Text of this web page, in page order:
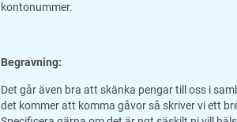
kontonummer.
Begravning:
Det går även bra att skänka pengar till oss i
det kommer att komma gåvor så skriver vi ett